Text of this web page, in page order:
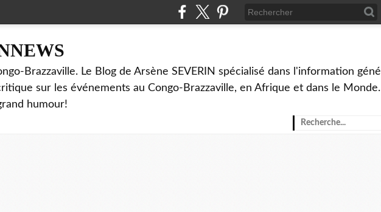
Brazzaville. Le Blog de Arsène SEVERIN spécialisé dans l'information
sur les événements au Congo-Brazzaville, en Afrique et dans le Monde.
humour!